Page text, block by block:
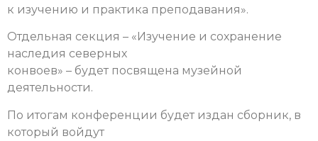
к изучению и практика преподавания».
Отдельная секция – «Изучение и сохранение
наследия северных
конвоев» – будет посвящена музейной
деятельности.
По итогам конференции будет издан сборник, в
который войдут